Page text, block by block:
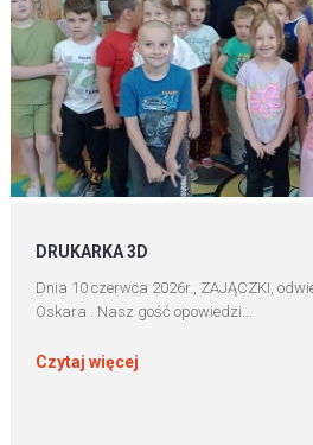
DRUKARKA 3D
Dnia 10 czerwca 2026r., ZAJĄCZKI,
Oskara . Nasz gość opowiedzi...
Czytaj więcej